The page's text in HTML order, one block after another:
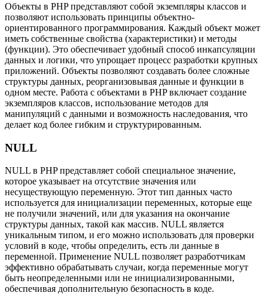
Объекты в PHP представляют собой экземпляры классов и
позволяют использовать принципы объектно-
ориентированного программирования. Каждый объект может
иметь собственные свойства (характеристики) и методы
(функции). Это обеспечивает удобный способ инкапсуляции
данных и логики, что упрощает процесс разработки крупных
приложений. Объекты позволяют создавать более сложные
структуры данных, реорганизовывая данные и функции в
одном месте. Работа с объектами в PHP включает создание
экземпляров классов, использование методов для
манипуляций с данными и возможность наследования, что
делает код более гибким и структурированным.
NULL
NULL в PHP представляет собой специальное значение,
которое указывает на отсутствие значения или
несуществующую переменную. Этот тип данных часто
используется для инициализации переменных, которые еще
не получили значений, или для указания на окончание
структуры данных, такой как массив. NULL является
уникальным типом, и его можно использовать для проверки
условий в коде, чтобы определить, есть ли данные в
переменной. Применение NULL позволяет разработчикам
эффективно обрабатывать случаи, когда переменные могут
быть неопределенными или не инициализированными,
обеспечивая дополнительную безопасность в коде.